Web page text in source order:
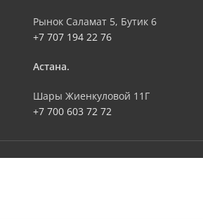
Рынок Саламат 5, Бутик 6
+7 707 194 22 76
Астана.
Шары Жиенкуловой 11Г
+7 700 603 72 72